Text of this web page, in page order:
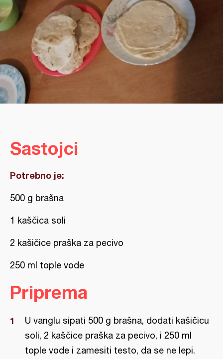
Sastojci
Potrebno je:
500 g brašna
1 kaščica soli
2 kašičice praška za pecivo
250 ml tople vode
Priprema
U vanglu sipati 500 g brašna, dodati kašičicu
soli, 2 kaščice praška za pecivo, i 250 ml
tople vode i zamesiti testo, da se ne lepi.